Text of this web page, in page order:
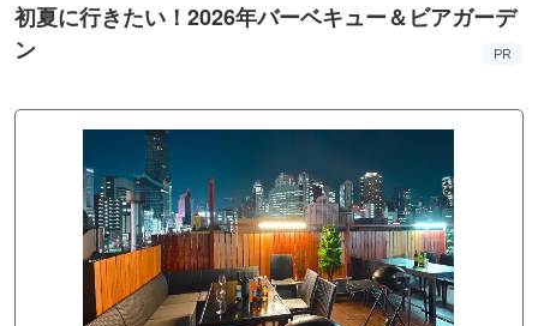
初夏に行きたい！2026年バーベキュー＆ビアガーデ
ン
PR